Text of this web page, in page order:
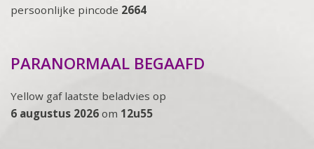
persoonlijke pincode 2664
PARANORMAAL BEGAAFD
Yellow gaf laatste beladvies op
6 augustus 2026 om 12u55